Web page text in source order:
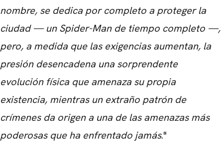
nombre, se dedica por completo a proteger la
ciudad — un Spider-Man de tiempo completo —,
pero, a medida que las exigencias aumentan, la
presión desencadena una sorprendente
evolución física que amenaza su propia
existencia, mientras un extraño patrón de
crímenes da origen a una de las amenazas más
poderosas que ha enfrentado jamás."